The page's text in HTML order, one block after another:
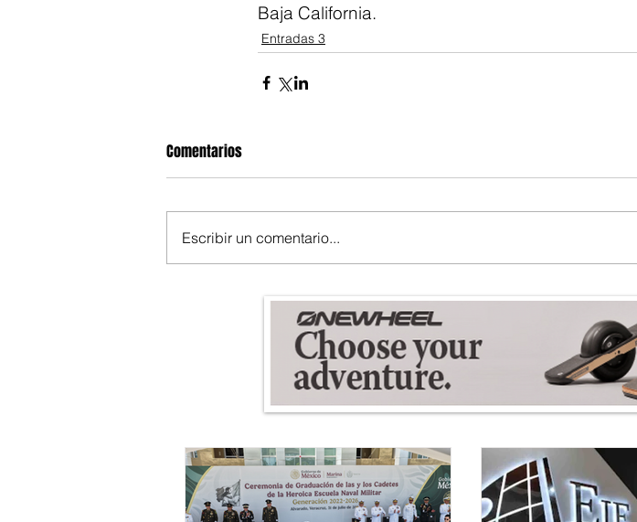
Baja California.
Entradas 3
Comentarios
Escribir un comentario...